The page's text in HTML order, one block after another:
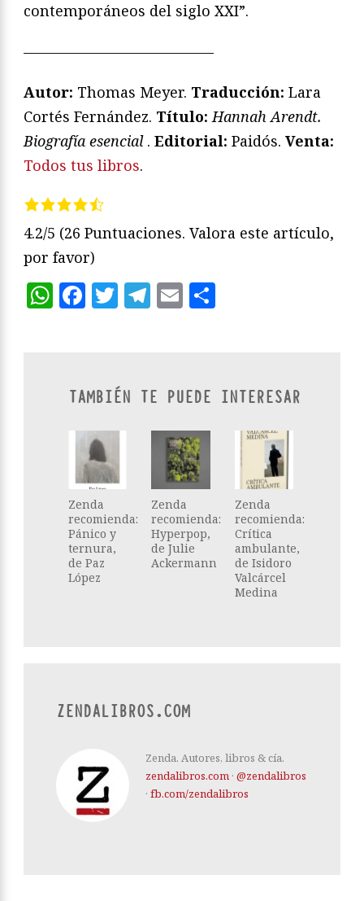
contemporáneos del siglo XXI”.
—————————————
Autor: Thomas Meyer. Traducción: Lara
Cortés Fernández. Título: Hannah Arendt.
Biografía esencial . Editorial: Paidós. Venta:
Todos tus libros.
4.2/5 (26 Puntuaciones. Valora este artículo,
por favor)
WhatsApp
Facebook
Twitter
Telegram
Email
TAMBIÉN TE PUEDE INTERESAR
Zenda
recomienda:
Pánico y
ternura,
de Paz
López
Zenda
recomienda:
Hyperpop,
de Julie
Ackermann
Zenda
recomienda:
Crítica
ambulante,
de Isidoro
Valcárcel
Medina
ZENDALIBROS.COM
Zenda. Autores, libros & cía.
zendalibros.com · @zendalibros
· fb.com/zendalibros